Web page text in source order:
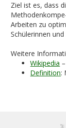
Ziel ist es, dass
Arbeiten zu
Schülerinnen
Weitere
Wikipedia
Definition: